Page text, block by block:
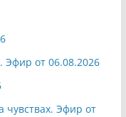
Эфир от 06.08.2026
чувствах. Эфир от